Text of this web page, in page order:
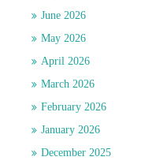
June 2026
May 2026
April 2026
March 2026
February 2026
January 2026
December 2025